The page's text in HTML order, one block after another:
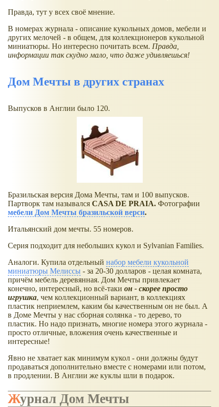
Правда, тут у всех своё мнение.
В номерах журнала - описание кукольных домов, мебели и
других мелочей - в общем, для коллекционеров кукольной
миниатюры. Но интересно почитать всем. Правда,
информации так скудно мало, что даже удивляешься!
Дом Мечты в других странах
Выпусков в Англии было 120.
Бразильская версия Дома Мечты, там и 100 выпусков.
Партворк там назывался CASA DE PRAIA. Фотографии
мебели Дом Мечты бразильской верси.
Итальянский дом мечты. 55 номеров.
Серия подходит для небольших кукол и Sylvanian Families.
Аналоги. Купила отдельный набор мебели кукольной
миниатюры Мелиссы - за 20-30 долларов - целая комната,
причём мебель деревянная. Дом Мечты привлекает
конечно, интересный, но всё-таки он - скорее просто
игрушка, чем коллекционный вариант, в коллекциях
пластик неприемлем, каким бы качественным он не был. А
в Доме Мечты у нас сборная солянка - то дерево, то
пластик. Но надо признать, многие номера этого журнала -
просто отличные, вложения очень качественные и
интересные!
Явно не хватает как минимум кукол - они должны будут
продаваться дополнительно вместе с номерами или потом,
в продлении. В Англии же куклы шли в подарок.
Журнал Дом Мечты